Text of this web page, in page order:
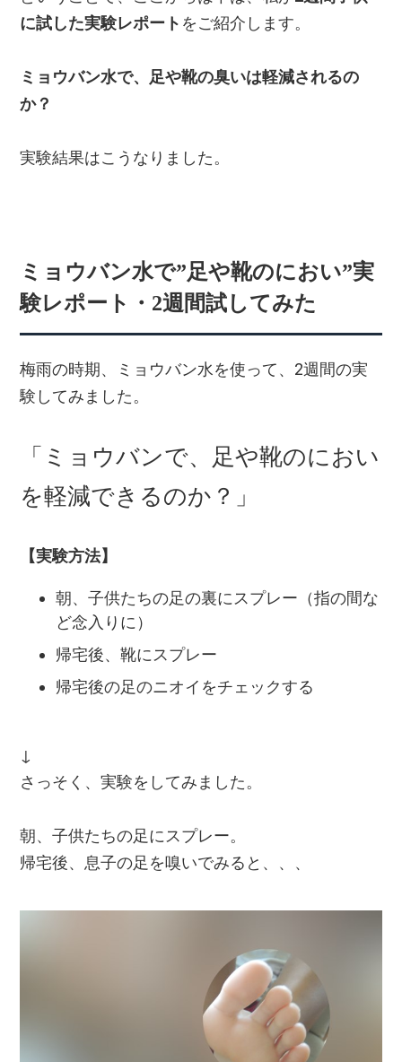
に試した実験レポート をご紹介します。
ミョウバン水で、足や靴の臭いは軽減されるの
か？
実験結果はこうなりました。
ミョウバン水で”足や靴のにおい”実
験レポート・2週間試してみた
梅雨の時期、ミョウバン水を使って、2週間の実
験してみました。
「ミョウバンで、足や靴のにおい
を軽減できるのか？」
【実験方法】
朝、子供たちの足の裏にスプレー（指の間な
ど念入りに）
帰宅後、靴にスプレー
帰宅後の足のニオイをチェックする
↓
さっそく、実験をしてみました。
朝、子供たちの足にスプレー。
帰宅後、息子の足を嗅いでみると、、、